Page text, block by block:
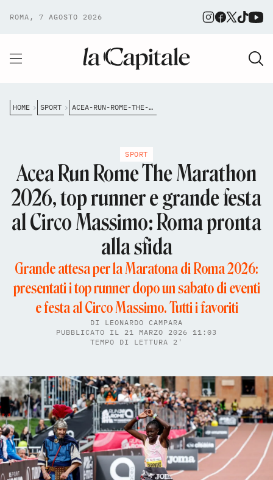
ROMA, 7 AGOSTO 2026
HOME SPORT ACEA-RUN-ROME-THE-MARATHON-2026-TOP-RUNNER-E-GRANDE-FESTA-AL-CIRCO-MASSIMO-ROMA-PRONTA-ALLA-SFIDA
SPORT
Acea Run Rome The Marathon
2026, top runner e grande festa
al Circo Massimo: Roma pronta
alla sfida
Grande attesa per la Maratona di Roma 2026:
presentati i top runner dopo un sabato di eventi
e festa al Circo Massimo. Tutti i favoriti
DI LEONARDO CAMPARA
PUBBLICATO IL 21 MARZO 2026 11:03
TEMPO DI LETTURA 2'